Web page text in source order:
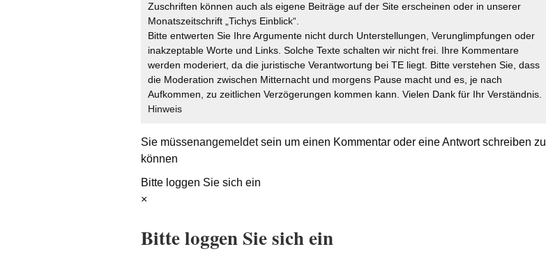
Zuschriften können auch als eigene Beiträge auf der Site erscheinen oder in unserer
Monatszeitschrift „Tichys Einblick“.
Bitte entwerten Sie Ihre Argumente nicht durch Unterstellungen, Verunglimpfungen oder
inakzeptable Worte und Links. Solche Texte schalten wir nicht frei. Ihre Kommentare
werden moderiert, da die juristische Verantwortung bei TE liegt. Bitte verstehen Sie, dass
die Moderation zwischen Mitternacht und morgens Pause macht und es, je nach
Aufkommen, zu zeitlichen Verzögerungen kommen kann. Vielen Dank für Ihr Verständnis.
Hinweis
Sie müssenangemeldetsein um einen Kommentar oder eine Antwort schreiben zu
können
Bitte loggen Sie sich ein
×
Bitte loggen Sie sich ein